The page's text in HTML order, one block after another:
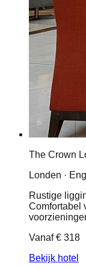
The Crown
Londen ·
Rustige
Comfortabel
Vanaf€ 318
Bekijk hotel